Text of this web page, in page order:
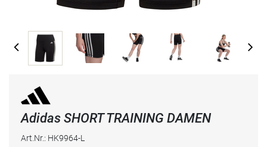
Adidas SHORT TRAINING DAMEN
Art.Nr.: HK9964-L